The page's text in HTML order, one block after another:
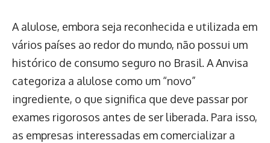
A alulose, embora seja reconhecida e utilizada em
vários países ao redor do mundo, não possui um
histórico de consumo seguro no Brasil. A Anvisa
categoriza a alulose como um “novo”
ingrediente, o que significa que deve passar por
exames rigorosos antes de ser liberada. Para isso,
as empresas interessadas em comercializar a